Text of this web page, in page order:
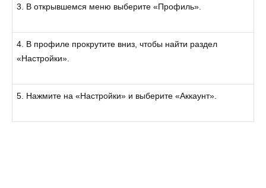
3. В открывшемся меню выберите «Профиль».
4. В профиле прокрутите вниз, чтобы найти раздел
«Настройки».
5. Нажмите на «Настройки» и выберите «Аккаунт».